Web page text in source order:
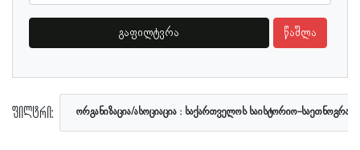
გაფილტვრა წაშლა
ფილტრი: ორგანიზაცია/ასოციაცია საქართველოს საისტორიო-